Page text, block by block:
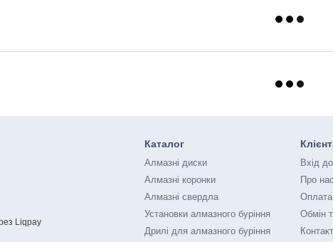
Каталог
Алмазні диски
Алмазні коронки
Алмазні свердла
Установки алмазного буріння
Дрилі для алмазного буріння
Вхід
Про нас
Оплата
Обмін